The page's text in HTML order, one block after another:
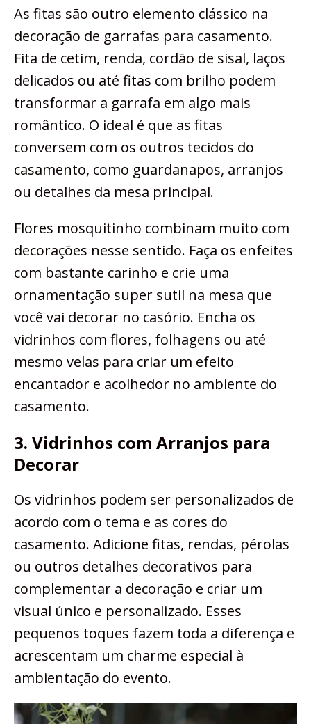
As fitas são outro elemento clássico na
decoração de garrafas para casamento.
Fita de cetim, renda, cordão de sisal, laços
delicados ou até fitas com brilho podem
transformar a garrafa em algo mais
romântico. O ideal é que as fitas
conversem com os outros tecidos do
casamento, como guardanapos, arranjos
ou detalhes da mesa principal.
Flores mosquitinho combinam muito com
decorações nesse sentido. Faça os enfeites
com bastante carinho e crie uma
ornamentação super sutil na mesa que
você vai decorar no casório. Encha os
vidrinhos com flores, folhagens ou até
mesmo velas para criar um efeito
encantador e acolhedor no ambiente do
casamento.
3. Vidrinhos com Arranjos para
Decorar
Os vidrinhos podem ser personalizados de
acordo com o tema e as cores do
casamento. Adicione fitas, rendas, pérolas
ou outros detalhes decorativos para
complementar a decoração e criar um
visual único e personalizado. Esses
pequenos toques fazem toda a diferença e
acrescentam um charme especial à
ambientação do evento.